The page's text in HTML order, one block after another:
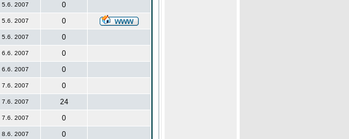
5.6. 2007
0
5.6. 2007
0
5.6. 2007
0
6.6. 2007
0
6.6. 2007
0
7.6. 2007
0
7.6. 2007
24
7.6. 2007
0
8.6. 2007
0